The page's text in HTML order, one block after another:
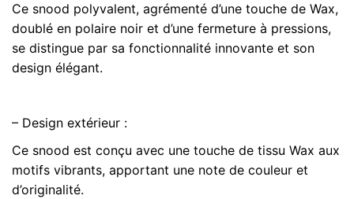
Samakaka
rouge
jaune,
écharpe
Ce snood polyvalent, agrémenté d’une touche de Wax,
doublé en polaire noir et d’une fermeture à pressions,
se distingue par sa fonctionnalité innovante et son
design élégant.
– Design extérieur :
Ce snood est conçu avec une touche de tissu Wax aux
motifs vibrants, apportant une note de couleur et
d’originalité.
Poids 0,250 kg
snood Bonnet, snood, snood + bonnet